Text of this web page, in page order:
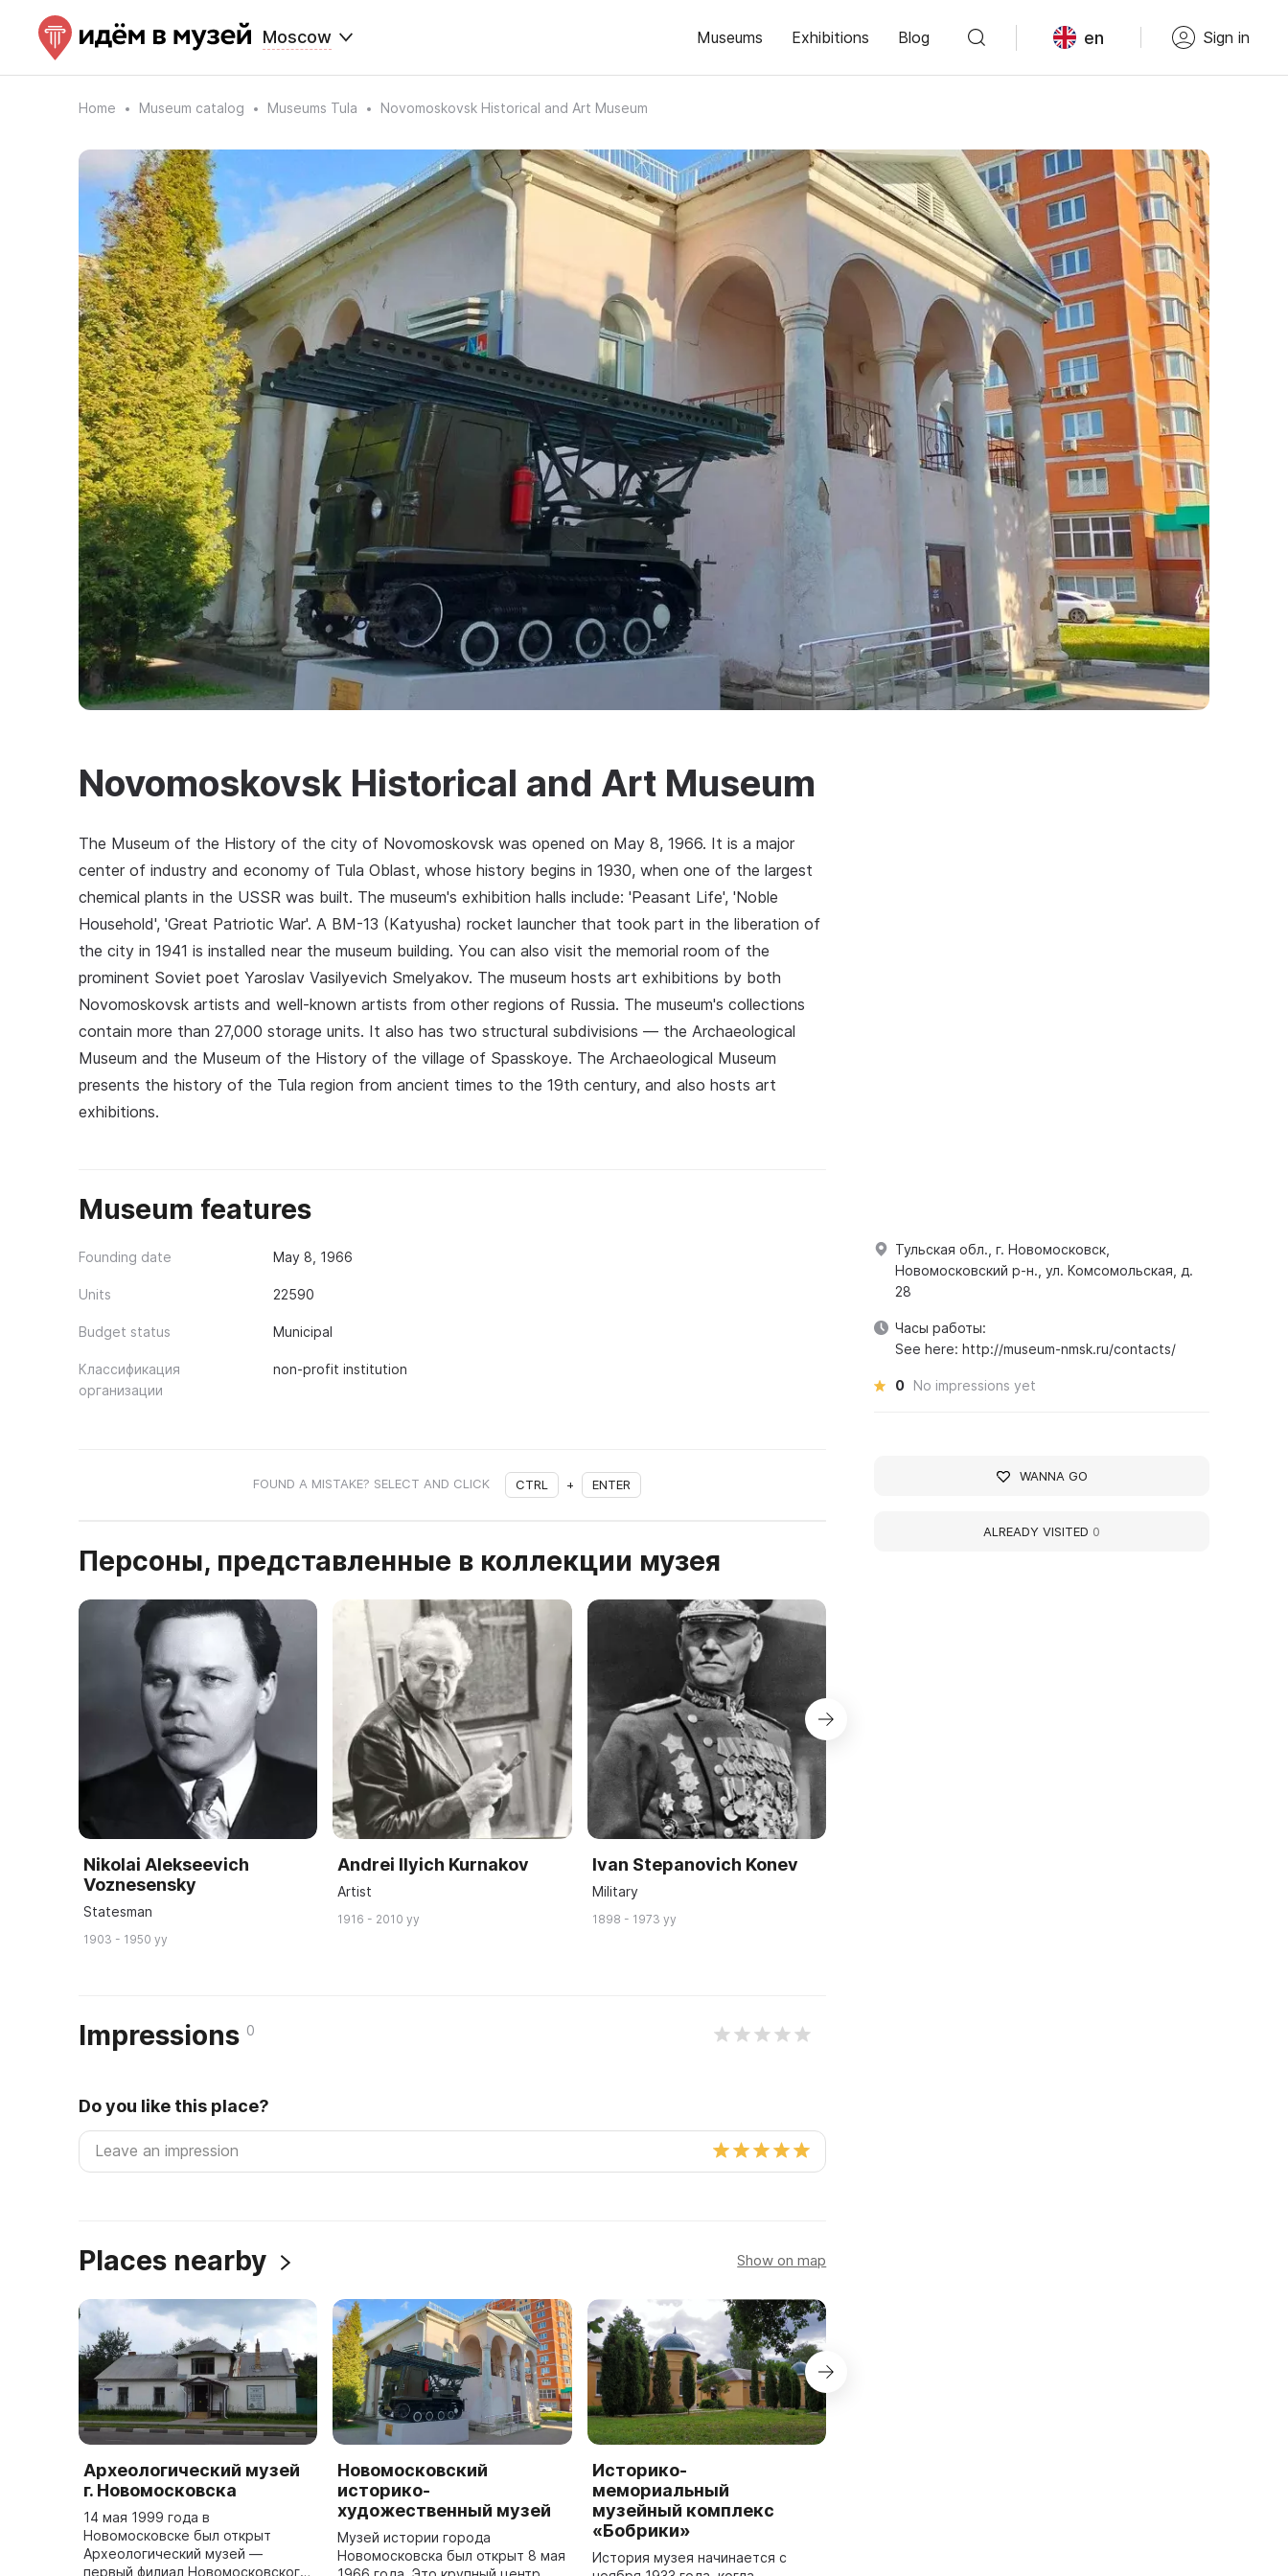
Moscow Museums Exhibitions Blog en Sign in
Home Museum catalog Museums Tula Novomoskovsk Historical and Art Museum
Novomoskovsk Historical and Art Museum
The Museum of the History of the city of Novomoskovsk was opened on May 8, 1966. It is a major
center of industry and economy of Tula Oblast, whose history begins in 1930, when one of the largest
chemical plants in the USSR was built. The museum's exhibition halls include: 'Peasant Life', 'Noble
Household', 'Great Patriotic War'. A BM-13 (Katyusha) rocket launcher that took part in the liberation of
the city in 1941 is installed near the museum building. You can also visit the memorial room of the
prominent Soviet poet Yaroslav Vasilyevich Smelyakov. The museum hosts art exhibitions by both
Novomoskovsk artists and well-known artists from other regions of Russia. The museum's collections
contain more than 27,000 storage units. It also has two structural subdivisions — the Archaeological
Museum and the Museum of the History of the village of Spasskoye. The Archaeological Museum
presents the history of the Tula region from ancient times to the 19th century, and also hosts art
exhibitions.
Museum features
Founding date May 8, 1966
Units 22590
Budget status Municipal
Классификация
организации
non-profit institution
FOUND A MISTAKE? SELECT AND CLICK CTRL + ENTER
Персоны, представленные в коллекции музея
Nikolai Alekseevich
Voznesensky
Statesman
1903 - 1950 yy
Andrei Ilyich Kurnakov
Artist
1916 - 2010 yy
Ivan Stepanovich Konev
Military
1898 - 1973 yy
Impressions 0
Do you like this place?
Places nearby Show on map
Археологический музей
г. Новомосковска
14 мая 1999 года в
Новомосковске был открыт
Археологический музей —
первый филиал Новомосковского
Новомосковский
историко-
художественный музей
Музей истории города
Новомосковска был открыт 8 мая
Историко-
мемориальный
музейный комплекс
«Бобрики»
История музея начинается с
Тульская обл., г. Новомосковск,
Новомосковский р-н., ул. Комсомольская, д.
28
Часы работы:
See here: http://museum-nmsk.ru/contacts/
0 No impressions yet
WANNA GO
ALREADY VISITED 0